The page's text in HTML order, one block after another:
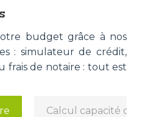
budget grâce à nos
: simulateur de crédit,
frais de notaire : tout est
Calcul capacité